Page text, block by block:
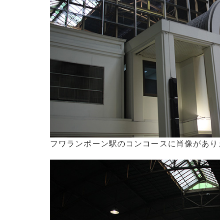
フワランポーン駅のコンコースに肖像があ